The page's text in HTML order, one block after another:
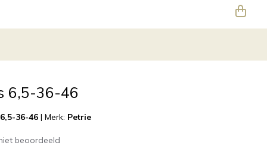
6,5-36-46
36-46 |Merk: Petrie
beoordeeld